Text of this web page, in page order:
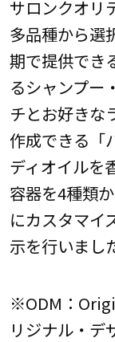
サロンクオリ
多品種から選
期で提供でき
るシャンプー
チとお好きな
作成できる「
ディオイルを
容器を4種類
にカスタマイ
示を行いまし
※ODM：
リジナル・デ